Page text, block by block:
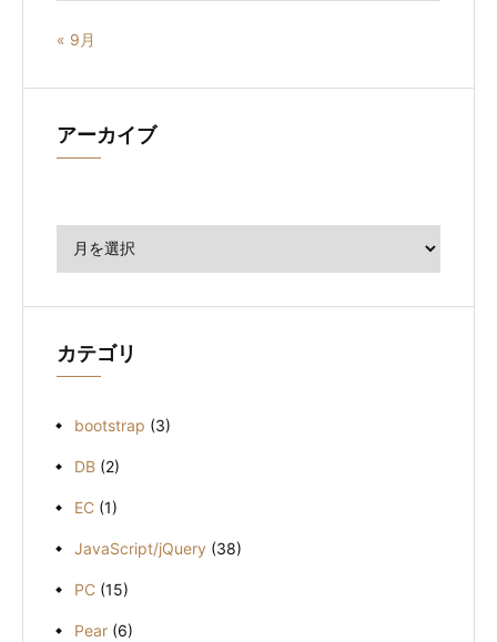
« 9月
アーカイブ
カテゴリ
bootstrap (3)
DB (2)
EC (1)
JavaScript/jQuery (38)
PC (15)
Pear (6)